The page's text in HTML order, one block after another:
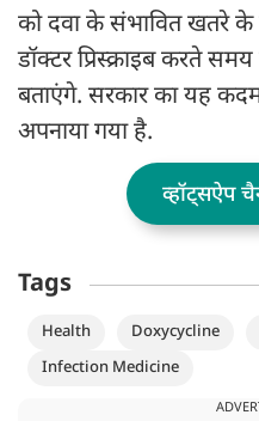
को दवा के संभावित खतरे के
डॉक्टर प्रिस्क्राइब करते
बताएंगे. सरकार का यह
अपनाया गया है.
व्हॉट्सऐप
Tags
Health Doxycycline
Infection Medicine